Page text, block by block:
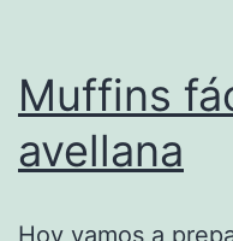
Muffins
avellana
Hoy vamos a